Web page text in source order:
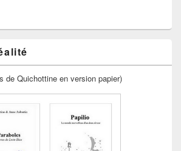
de Quichottine en version papier)